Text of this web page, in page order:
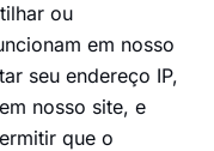
ou
em nosso
seu endereço IP,
nosso site, e
que o